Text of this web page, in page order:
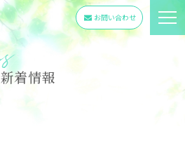
お問い合わせ
新着情報